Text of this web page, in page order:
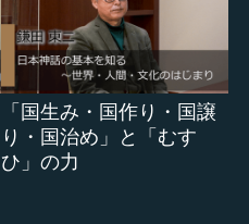
「国生み・国作り・国譲
り・国治め」と「むす
ひ」の力